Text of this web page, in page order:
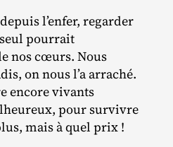
l’enfer, regarder
pourrait
nos cœurs. Nous
on nous l’a arraché.
encore vivants
pour survivre
mais à quel prix !